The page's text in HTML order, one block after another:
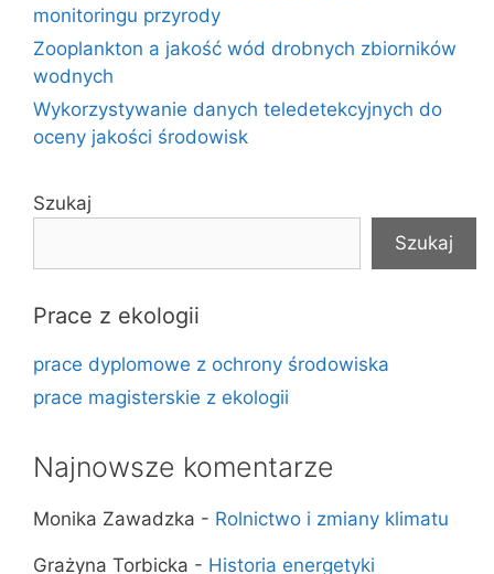
monitoringu przyrody
Zooplankton a jakość wód drobnych zbiorników
wodnych
Wykorzystywanie danych teledetekcyjnych do
oceny jakości środowisk
Szukaj
Szukaj
Prace z ekologii
prace dyplomowe z ochrony środowiska
prace magisterskie z ekologii
Najnowsze komentarze
Monika Zawadzka - Rolnictwo i zmiany klimatu
Grażyna Torbicka - Historia energetyki